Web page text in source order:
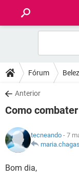
FÓRUM
SAÚDE
NUTRIÇÃO
BEM-ESTAR
Fórum
Anterior
Como
tecneando - 7
maria.chagas
Bom dia,